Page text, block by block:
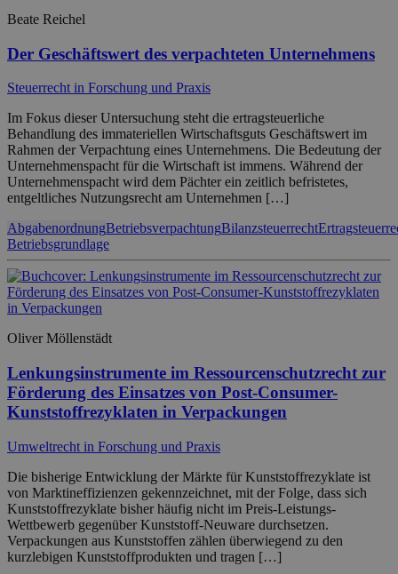
Beate Reichel
Der Geschäftswert des verpachteten Unternehmens
Steuerrecht in Forschung und Praxis
Im Fokus dieser Untersuchung steht die ertragsteuerliche
Behandlung des immateriellen Wirtschaftsguts Geschäftswert im
Rahmen der Verpachtung eines Unternehmens. Die Bedeutung der
Unternehmenspacht für die Wirtschaft ist immens. Während der
Unternehmenspacht wird dem Pächter ein zeitlich befristetes,
entgeltliches Nutzungsrecht am Unternehmen […]
AbgabenordnungBetriebsverpachtungBilanzsteuerrecht
Betriebsgrundlage
Oliver Möllenstädt
Lenkungsinstrumente im Ressourcenschutzrecht zur
Förderung des Einsatzes von Post-Consumer-
Kunststoffrezyklaten in Verpackungen
Umweltrecht in Forschung und Praxis
Die bisherige Entwicklung der Märkte für Kunststoffrezyklate ist
von Marktineffizienzen gekennzeichnet, mit der Folge, dass sich
Kunststoffrezyklate bisher häufig nicht im Preis-Leistungs-
Wettbewerb gegenüber Kunststoff-Neuware durchsetzen.
Verpackungen aus Kunststoffen zählen überwiegend zu den
kurzlebigen Kunststoffprodukten und tragen […]